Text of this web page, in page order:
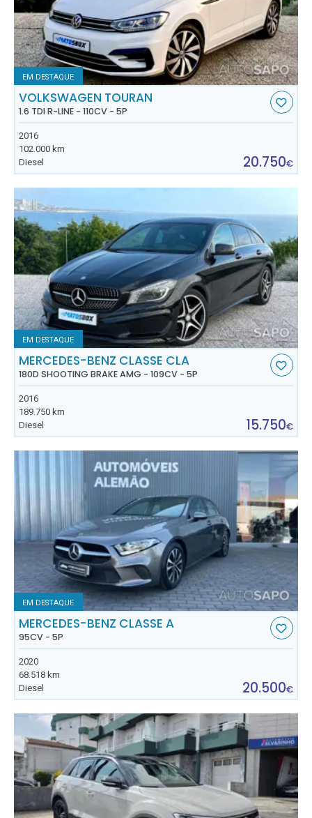
EM DESTAQUE
VOLKSWAGEN TOURAN
1.6 TDI R-LINE - 110CV - 5P
2016
102.000 km
Diesel
20.750€
EM DESTAQUE
MERCEDES-BENZ CLASSE CLA
180D SHOOTING BRAKE AMG - 109CV - 5P
2016
189.750 km
Diesel
15.750€
EM DESTAQUE
MERCEDES-BENZ CLASSE A
95CV - 5P
2020
68.518 km
Diesel
20.500€